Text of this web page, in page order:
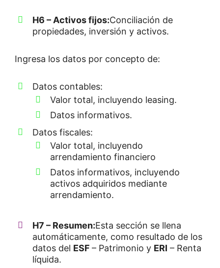
H6 – Activos fijos:Conciliación de
propiedades, inversión y activos.
Ingresa los datos por concepto de:
Datos contables:
Valor total, incluyendo leasing.
Datos informativos.
Datos fiscales:
Valor total, incluyendo
arrendamiento financiero
Datos informativos, incluyendo
activos adquiridos mediante
arrendamiento.
H7 – Resumen:Esta sección se llena
automáticamente, como resultado de los
datos del ESF – Patrimonio y ERI – Renta
líquida.